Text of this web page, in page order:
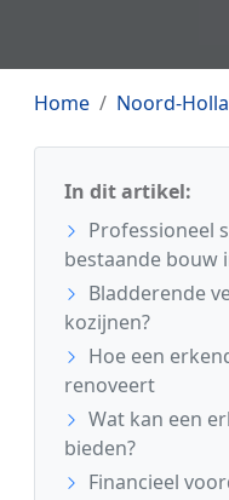
Home Noord-
In dit artikel:
Professioneel
bestaande bouw
Bladderende
kozijnen?
Hoe een
renoveert
Wat kan een
bieden?
Financieel